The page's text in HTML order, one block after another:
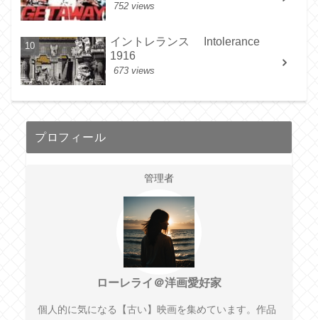
752 views
イントレランス Intolerance
1916
673 views
プロフィール
管理者
ローレライ＠洋画愛好家
個人的に気になる【古い】映画を集めています。作品